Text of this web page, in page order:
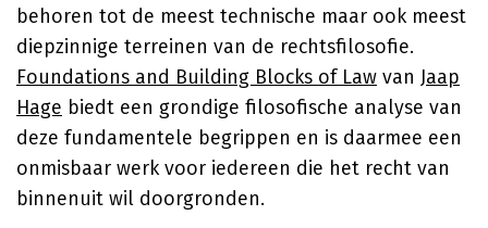
behoren tot de meest technische maar ook meest
diepzinnige terreinen van de rechtsfilosofie.
Foundations and Building Blocks of Law van Jaap
Hage biedt een grondige filosofische analyse van
deze fundamentele begrippen en is daarmee een
onmisbaar werk voor iedereen die het recht van
binnenuit wil doorgronden.